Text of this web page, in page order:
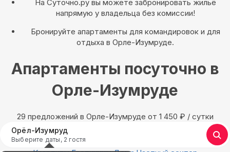
На Суточно.ру вы можете забронировать жильё
напрямую у владельца без комиссии!
Бронируйте апартаменты для командировок и для
отдыха в Орле-Изумруде.
Апартаменты посуточно в
Орле-Изумруде
29 предложений в Орле-Изумруде oт 1 450 ₽ / сутки
Орёл-Изумруд
Выберите даты, 2 гостя